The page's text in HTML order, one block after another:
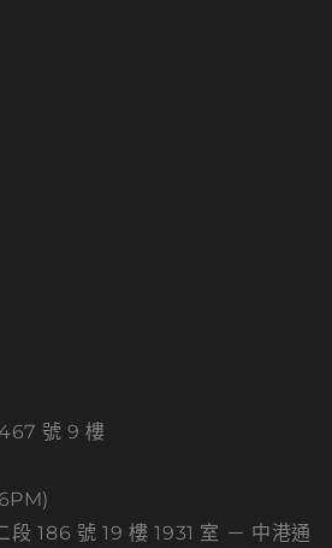
號 9 樓
段 186 號 19 樓 1931 室 － 中港通